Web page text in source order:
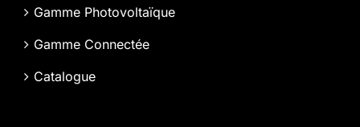
Gamme Photovoltaïque
Gamme Connectée
Catalogue